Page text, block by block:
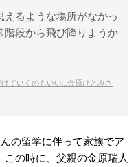
るような場所がなかっ
階段から飛び降りようか
ていくのもいい…金原ひとみさ
の留学に伴って家族でア
の時に、父親の金原瑞人